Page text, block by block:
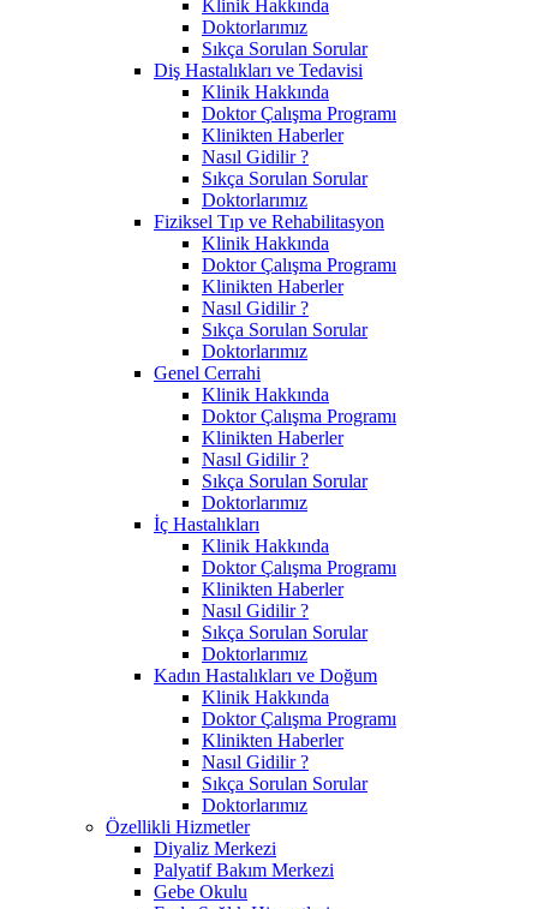
Klinik Hakkında
Doktorlarımız
Sıkça Sorulan Sorular
Diş Hastalıkları ve Tedavisi
Klinik Hakkında
Doktor Çalışma Programı
Klinikten Haberler
Nasıl Gidilir ?
Sıkça Sorulan Sorular
Doktorlarımız
Fiziksel Tıp ve Rehabilitasyon
Klinik Hakkında
Doktor Çalışma Programı
Klinikten Haberler
Nasıl Gidilir ?
Sıkça Sorulan Sorular
Doktorlarımız
Genel Cerrahi
Klinik Hakkında
Doktor Çalışma Programı
Klinikten Haberler
Nasıl Gidilir ?
Sıkça Sorulan Sorular
Doktorlarımız
İç Hastalıkları
Klinik Hakkında
Doktor Çalışma Programı
Klinikten Haberler
Nasıl Gidilir ?
Sıkça Sorulan Sorular
Doktorlarımız
Kadın Hastalıkları ve Doğum
Klinik Hakkında
Doktor Çalışma Programı
Klinikten Haberler
Nasıl Gidilir ?
Sıkça Sorulan Sorular
Doktorlarımız
Özellikli Hizmetler
Diyaliz Merkezi
Palyatif Bakım Merkezi
Gebe Okulu